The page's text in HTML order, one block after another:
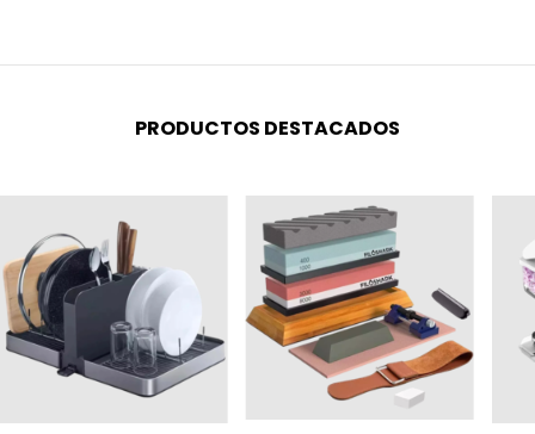
PRODUCTOS DESTACADOS